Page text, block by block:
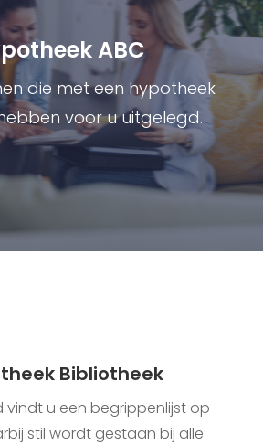
ABC
die met een hypotheek
voor u uitgelegd.
Bibliotheek
vindt u een begrippenlijst op
stil wordt gestaan bij alle